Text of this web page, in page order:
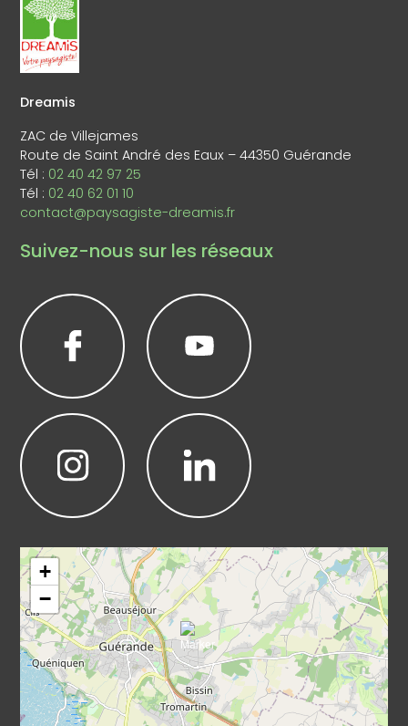
Dreamis
ZAC de Villejames
Route de Saint André des Eaux – 44350 Guérande
Tél : 02 40 42 97 25
Tél : 02 40 62 01 10
contact@paysagiste-dreamis.fr
Suivez-nous sur les réseaux
+
−